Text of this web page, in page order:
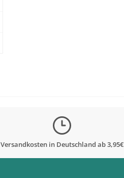
Versandkosten in Deutschland ab 3,95€